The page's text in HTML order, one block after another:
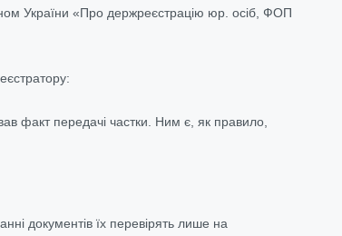
України «Про держреєстрацію юр. осіб, ФОП
факт передачі частки. Ним є, як правило,
документів їх перевірять лише на